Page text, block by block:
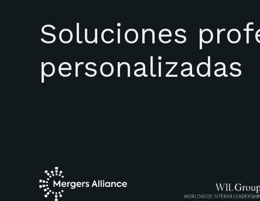
Soluciones
personalizadas